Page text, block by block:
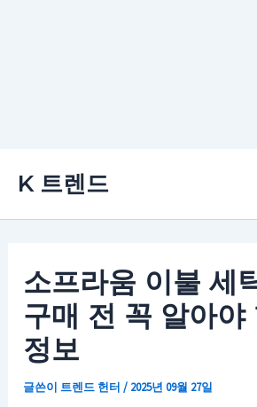
K 트렌드
소프라움 이불 세
구매 전 꼭 알아야
정보
글쓴이 트렌드 헌터/ 2025년 09월 27일